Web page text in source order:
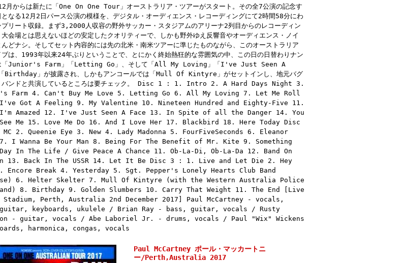
月からは新たに「One On One Tour」オーストラリア・ツアーがスタート。その全7公演の記念す
となる12月2日パース公演の模様を、デジタル・オーディエンス・レコーディングにて2時間58分にわ
プリート収録。まず3,2000人収容の野外サッカー・スタジアムのアリーナ2列目からのレコーディン
大会場とは思えないほどの安定したクオリティーで、しかも野外ゆえ反響音やオーディエンス・ノイ
んどナシ。そしてセット内容的には先の北米・南米ツアーに準じたものながら、このオーストラリア
は、1993年以来24年ぶりということで、とにかく終始熱狂的な雰囲気の中、この日の日替わりナン
「Junior's Farm」「Letting Go」、そして「All My Loving」「I've Just Seen A
Birthday」が披露され、しかもアンコールでは「Mull Of Kintyre」がセットインし、地元バグ
バンドと共演しているところは要チェック。 Disc 1 : 1. Intro 2. A Hard Days Night 3.
Farm 4. Can't Buy Me Love 5. Letting Go 6. All My Loving 7. Let Me Roll
Got A Feeling 9. My Valentine 10. Nineteen Hundred and Eighty-Five 11.
I'm Amazed 12. I've Just Seen A Face 13. In Spite of all the Danger 14. You
Me 15. Love Me Do 16. And I Love Her 17. Blackbird 18. Here Today Disc
2. Queenie Eye 3. New 4. Lady Madonna 5. FourFiveSeconds 6. Eleanor
I Wanna Be Your Man 8. Being For The Benefit of Mr. Kite 9. Something
In The Life / Give Peace A Chance 11. Ob-La-Di, Ob-La-Da 12. Band On
13. Back In The USSR 14. Let It Be Disc 3 : 1. Live and Let Die 2. Hey
Encore Break 4. Yesterday 5. Sgt. Pepper's Lonely Hearts Club Band
6. Helter Skelter 7. Mull Of Kintyre (with the Western Australia Police
8. Birthday 9. Golden Slumbers 10. Carry That Weight 11. The End [Live
Perth, Australia 2nd December 2017] Paul McCartney - vocals,
keyboards, ukulele / Brian Ray - bass, guitar, vocals / Rusty
- guitar, vocals / Abe Laboriel Jr. - drums, vocals / Paul "Wix" Wickens
harmonica, congas, vocals
Paul McCartney ポール・マッカートニ
ー/Perth,Australia 2017